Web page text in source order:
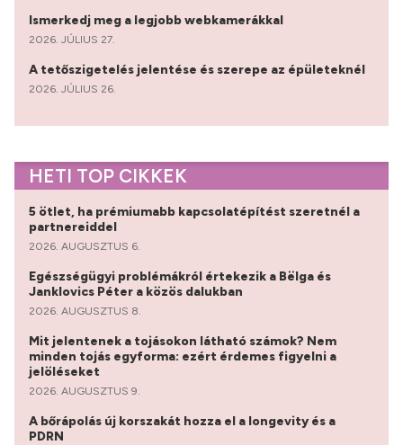
Ismerkedj meg a legjobb webkamerákkal
2026. JÚLIUS 27.
A tetőszigetelés jelentése és szerepe az épületeknél
2026. JÚLIUS 26.
HETI TOP CIKKEK
5 ötlet, ha prémiumabb kapcsolatépítést szeretnél a
partnereiddel
2026. AUGUSZTUS 6.
Egészségügyi problémákról értekezik a Bëlga és
Janklovics Péter a közös dalukban
2026. AUGUSZTUS 8.
Mit jelentenek a tojásokon látható számok? Nem
minden tojás egyforma: ezért érdemes figyelni a
jelöléseket
2026. AUGUSZTUS 9.
A bőrápolás új korszakát hozza el a longevity és a
PDRN